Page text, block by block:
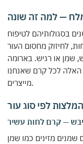
בסגולותיהם לטיפוח
לחיזוק מחסום העור
שמן או רגיש. בארומה
האלה לכל קרם שאנחנו
מייצרים.
המלצות לפי סוג עור
— קרם לחות עשיר
מזינים כמו שמן